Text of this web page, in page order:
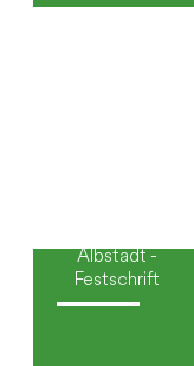
Albstadt -
Festschrift